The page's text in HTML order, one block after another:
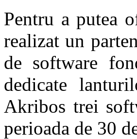
Pentru a putea
realizat un
de software
dedicate
Akribos trei
perioada de 30